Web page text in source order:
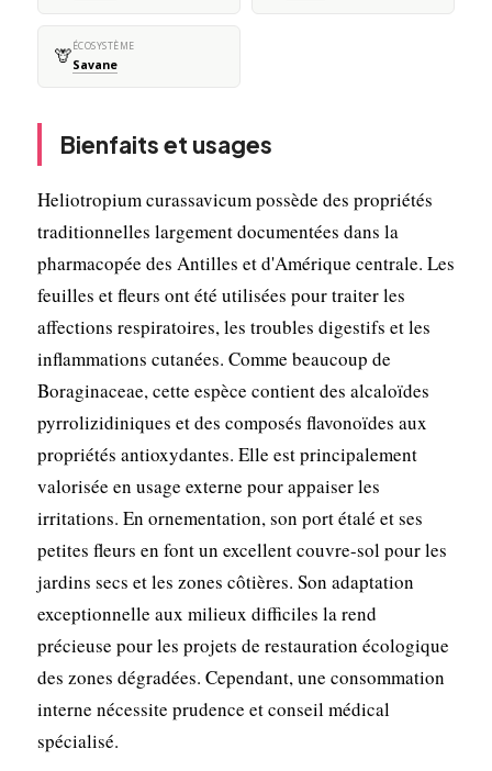
🦒ÉCOSYSTÈME
Savane
Bienfaits et usages
Heliotropium curassavicum possède des propriétés
traditionnelles largement documentées dans la
pharmacopée des Antilles et d'Amérique centrale. Les
feuilles et fleurs ont été utilisées pour traiter les
affections respiratoires, les troubles digestifs et les
inflammations cutanées. Comme beaucoup de
Boraginaceae, cette espèce contient des alcaloïdes
pyrrolizidiniques et des composés flavonoïdes aux
propriétés antioxydantes. Elle est principalement
valorisée en usage externe pour appaiser les
irritations. En ornementation, son port étalé et ses
petites fleurs en font un excellent couvre-sol pour les
jardins secs et les zones côtières. Son adaptation
exceptionnelle aux milieux difficiles la rend
précieuse pour les projets de restauration écologique
des zones dégradées. Cependant, une consommation
interne nécessite prudence et conseil médical
spécialisé.